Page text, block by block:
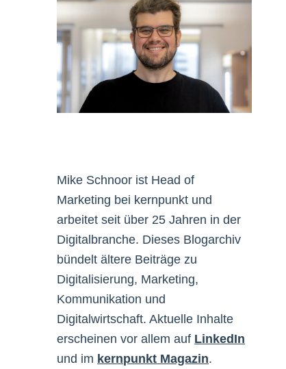
Mike Schnoor ist Head of
Marketing bei kernpunkt und
arbeitet seit über 25 Jahren in der
Digitalbranche. Dieses Blogarchiv
bündelt ältere Beiträge zu
Digitalisierung, Marketing,
Kommunikation und
Digitalwirtschaft. Aktuelle Inhalte
erscheinen vor allem auf LinkedIn
und im kernpunkt Magazin.